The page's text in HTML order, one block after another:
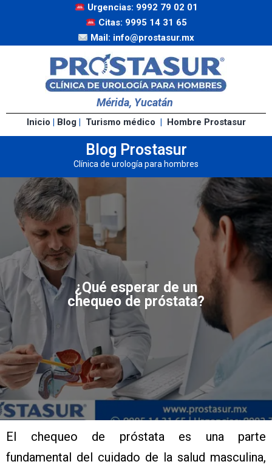
Urgencias: 9992 79 02 01
Citas: 9995 14 31 65
Mail: info@prostasur.mx
Mérida, Yucatán
Inicio | Blog| Turismo médico | Hombre Prostasur
Blog Prostasur
Clínica de urología para hombres
¿Qué esperar de un
chequeo de próstata?
El chequeo de próstata es una parte
fundamental del cuidado de la salud masculina,